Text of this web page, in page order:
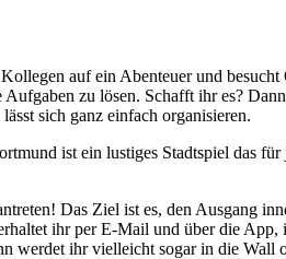
auf ein Abenteuer und
zu lösen. Schafft ihr es?
sich ganz einfach organisieren.
ist ein lustiges Stadtspiel das
Das Ziel ist es, den Ausgang
ihr per E-Mail und über die App,
werdet ihr vielleicht sogar in die Wall